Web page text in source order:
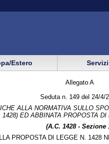
Estero
Allegato A
Seduta n. 149 del 24/4/
ALLA NORMATIVA SULLO
ED ABBINATA PROPOSTA
(A.C. 1428 - Sezione
PROPOSTA DI LEGGE N. 1428